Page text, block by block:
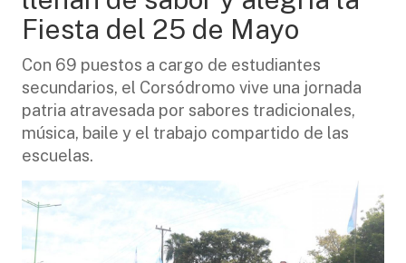
Fiesta del 25 de Mayo
Con 69 puestos a cargo de estudiantes
secundarios, el Corsódromo vive una jornada
patria atravesada por sabores tradicionales,
música, baile y el trabajo compartido de las
escuelas.